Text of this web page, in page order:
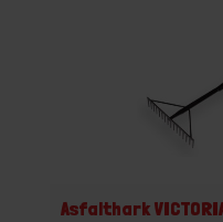
Asfalthark